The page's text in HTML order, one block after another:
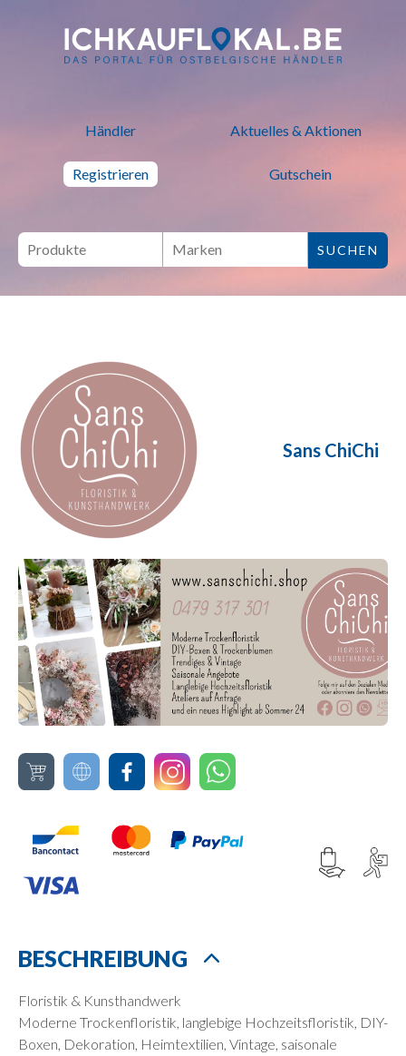
ich kauf lokal - Bei lokalen
Händler Aktuelles & Aktionen
Registrieren Gutschein
Sans ChiChi
BESCHREIBUNG
Floristik & Kunsthandwerk
Moderne Trockenfloristik, langlebige Hochzeitsfloristik, DIY-
Boxen, Dekoration, Heimtextilien, Vintage, saisonale